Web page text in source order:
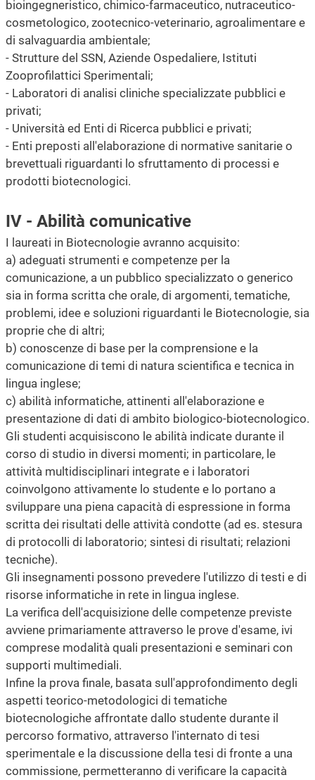
bioingegneristico, chimico-farmaceutico, nutraceutico-
cosmetologico, zootecnico-veterinario, agroalimentare e
di salvaguardia ambientale;
- Strutture del SSN, Aziende Ospedaliere, Istituti
Zooprofilattici Sperimentali;
- Laboratori di analisi cliniche specializzate pubblici e
privati;
- Università ed Enti di Ricerca pubblici e privati;
- Enti preposti all'elaborazione di normative sanitarie o
brevettuali riguardanti lo sfruttamento di processi e
prodotti biotecnologici.
IV - Abilità comunicative
I laureati in Biotecnologie avranno acquisito:
a) adeguati strumenti e competenze per la
comunicazione, a un pubblico specializzato o generico
sia in forma scritta che orale, di argomenti, tematiche,
problemi, idee e soluzioni riguardanti le Biotecnologie, sia
proprie che di altri;
b) conoscenze di base per la comprensione e la
comunicazione di temi di natura scientifica e tecnica in
lingua inglese;
c) abilità informatiche, attinenti all'elaborazione e
presentazione di dati di ambito biologico-biotecnologico.
Gli studenti acquisiscono le abilità indicate durante il
corso di studio in diversi momenti; in particolare, le
attività multidisciplinari integrate e i laboratori
coinvolgono attivamente lo studente e lo portano a
sviluppare una piena capacità di espressione in forma
scritta dei risultati delle attività condotte (ad es. stesura
di protocolli di laboratorio; sintesi di risultati; relazioni
tecniche).
Gli insegnamenti possono prevedere l'utilizzo di testi e di
risorse informatiche in rete in lingua inglese.
La verifica dell'acquisizione delle competenze previste
avviene primariamente attraverso le prove d'esame, ivi
comprese modalità quali presentazioni e seminari con
supporti multimediali.
Infine la prova finale, basata sull'approfondimento degli
aspetti teorico-metodologici di tematiche
biotecnologiche affrontate dallo studente durante il
percorso formativo, attraverso l'internato di tesi
sperimentale e la discussione della tesi di fronte a una
commissione, permetteranno di verificare la capacità